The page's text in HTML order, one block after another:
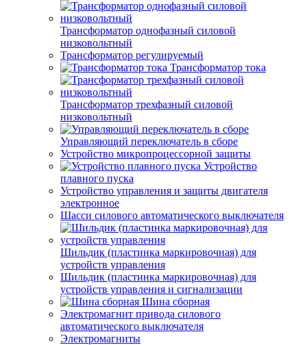
Трансформатор однофазный силовой
низковольтный
Трансформатор регулируемый
Трансформатор тока
Трансформатор трехфазный силовой
низковольтный
Управляющий переключатель в сборе
Устройство микропроцессорной защиты
Устройство
плавного пуска
Устройство управления и защиты двигателя
электронное
Шасси силового автоматического выключателя
Шильдик (пластинка маркировочная) для
устройств управления
Шильдик (пластинка маркировочная) для
устройств управления и сигнализации
Шина сборная
Электромагнит привода силового
автоматического выключателя
Электромагниты